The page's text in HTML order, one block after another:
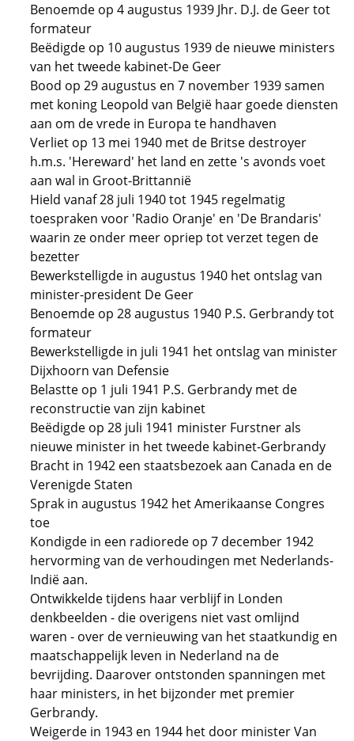
Benoemde op 4 augustus 1939 Jhr. D.J. de Geer tot
formateur
Beëdigde op 10 augustus 1939 de nieuwe ministers
van het tweede kabinet-De Geer
Bood op 29 augustus en 7 november 1939 samen
met koning Leopold van België haar goede diensten
aan om de vrede in Europa te handhaven
Verliet op 13 mei 1940 met de Britse destroyer
h.m.s. 'Hereward' het land en zette 's avonds voet
aan wal in Groot-Brittannië
Hield vanaf 28 juli 1940 tot 1945 regelmatig
toespraken voor 'Radio Oranje' en 'De Brandaris'
waarin ze onder meer opriep tot verzet tegen de
bezetter
Bewerkstelligde in augustus 1940 het ontslag van
minister-president De Geer
Benoemde op 28 augustus 1940 P.S. Gerbrandy tot
formateur
Bewerkstelligde in juli 1941 het ontslag van minister
Dijxhoorn van Defensie
Belastte op 1 juli 1941 P.S. Gerbrandy met de
reconstructie van zijn kabinet
Beëdigde op 28 juli 1941 minister Furstner als
nieuwe minister in het tweede kabinet-Gerbrandy
Bracht in 1942 een staatsbezoek aan Canada en de
Verenigde Staten
Sprak in augustus 1942 het Amerikaanse Congres
toe
Kondigde in een radiorede op 7 december 1942
hervorming van de verhoudingen met Nederlands-
Indië aan.
Ontwikkelde tijdens haar verblijf in Londen
denkbeelden - die overigens niet vast omlijnd
waren - over de vernieuwing van het staatkundig en
maatschappelijk leven in Nederland na de
bevrijding. Daarover ontstonden spanningen met
haar ministers, in het bijzonder met premier
Gerbrandy.
Weigerde in 1943 en 1944 het door minister Van